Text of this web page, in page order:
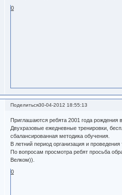
0
Поделиться30-04-2012 18:55:13
Приглашаются ребята 2001 года
Двухразовые ежедневные тренировки,
сбалансированная методика обучения.
В летний период организация и
По вопросам просмотра ребят просьба
Велком)).
0